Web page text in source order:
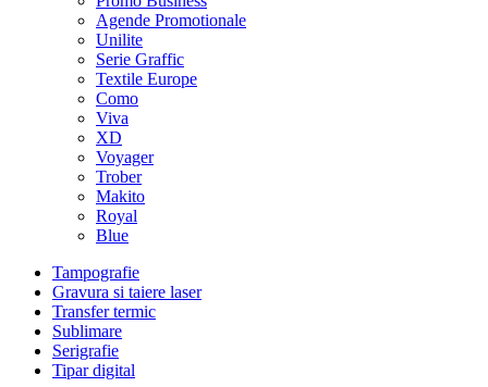
Agende Promotionale
Unilite
Serie Graffic
Textile Europe
Como
Viva
XD
Voyager
Trober
Makito
Royal
Blue
Tampografie
Gravura si taiere laser
Transfer termic
Sublimare
Serigrafie
Tipar digital